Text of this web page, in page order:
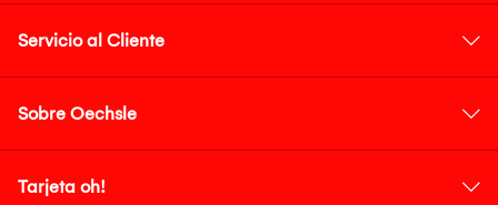
Servicio al Cliente
Sobre Oechsle
Tarjeta oh!